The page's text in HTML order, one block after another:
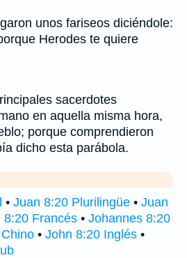
unos fariseos diciéndole:
Herodes te quiere
sacerdotes
en aquella misma hora,
porque comprendieron
dicho esta parábola.
• Juan 8:20 Plurilingüe • Juan
8:20 Francés • Johannes 8:20
• John 8:20 Inglés •